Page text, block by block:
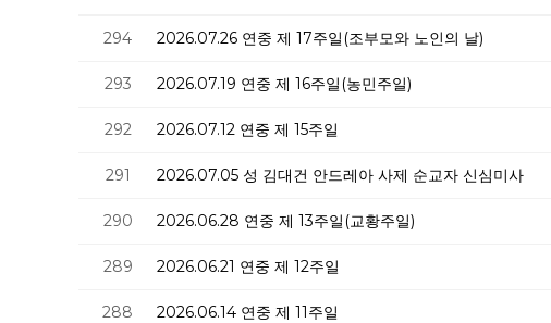
294 2026.07.26 연중 제 17주일(조부모와 노인의 날)
293 2026.07.19 연중 제 16주일(농민주일)
292 2026.07.12 연중 제 15주일
291 2026.07.05 성 김대건 안드레아 사제 순교자 신심미사
290 2026.06.28 연중 제 13주일(교황주일)
289 2026.06.21 연중 제 12주일
288 2026.06.14 연중 제 11주일